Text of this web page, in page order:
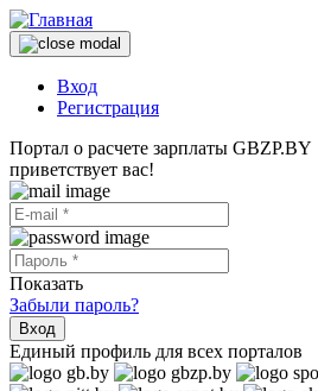
Вход
Регистрация
Портал о расчете зарплаты GBZP.BY
приветствует вас!
Показать
Забыли пароль?
Вход
Единый профиль для всех порталов